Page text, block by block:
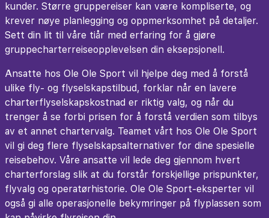
kunder. Større gruppereiser kan være kompliserte, og
krever nøye planlegging og oppmerksomhet på detaljer.
Sett din lit til våre tiår med erfaring for å gjøre
gruppecharterreiseopplevelsen din eksepsjonell.
​Ansatte hos Ole Ole Sport vil hjelpe deg med å forstå
ulike fly- og flyselskapstilbud, forklar når en lavere
charterflyselskapskostnad er riktig valg, og når du
trenger å se forbi prisen for å forstå verdien som tilbys
av et annet chartervalg. Teamet vårt hos Ole Ole Sport
vil gi deg flere flyselskapsalternativer for dine spesielle
reisebehov. Våre ansatte vil lede deg gjennom hvert
charterforslag slik at du forstår forskjellige prispunkter,
flyvalg og operatørhistorie. Ole Ole Sport-eksperter vil
også gi alle operasjonelle bekymringer på flyplassen som